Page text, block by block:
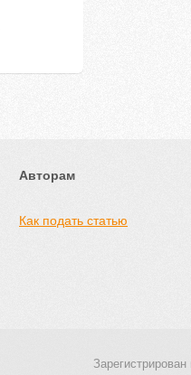
Авторам
Как подать статью